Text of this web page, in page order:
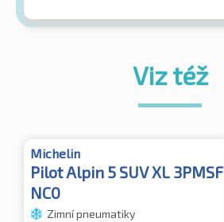
Viz též
Michelin
Pilot Alpin 5 SUV XL 3PMSF
NC0
Zimní pneumatiky